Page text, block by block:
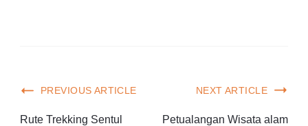
PREVIOUS ARTICLE
Rute Trekking Sentul
NEXT ARTICLE
Petualangan Wisata alam